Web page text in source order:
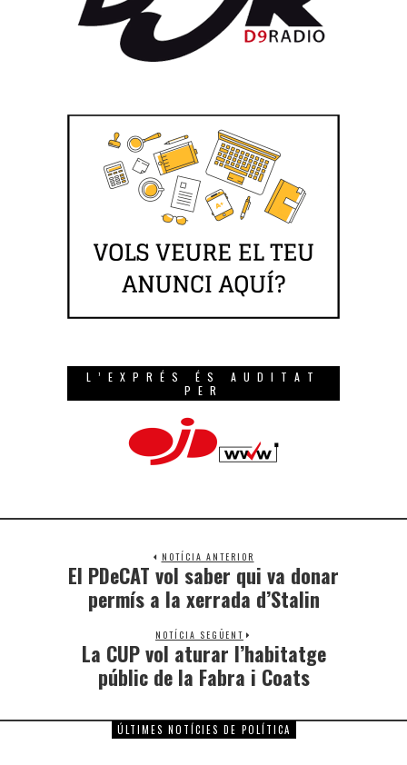
L’EXPRÉS ÉS AUDITAT
PER
NOTÍCIA ANTERIOR
El PDeCAT vol saber qui va donar
permís a la xerrada d’Stalin
NOTÍCIA SEGÜENT
La CUP vol aturar l’habitatge
públic de la Fabra i Coats
ÚLTIMES NOTÍCIES DE POLÍTICA